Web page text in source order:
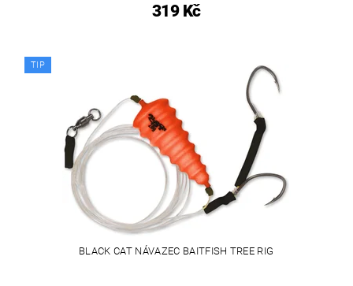
319 Kč
TIP
BLACK CAT NÁVAZEC BAITFISH TREE RIG